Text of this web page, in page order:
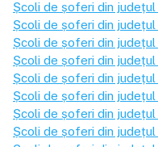
Școli de șoferi din județul
Școli de șoferi din județul
Școli de șoferi din județul
Școli de șoferi din județul
Școli de șoferi din județul
Școli de șoferi din județul
Școli de șoferi din județul
Școli de șoferi din județul